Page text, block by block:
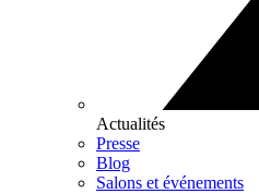
Actualités
Presse
Blog
Salons et événements